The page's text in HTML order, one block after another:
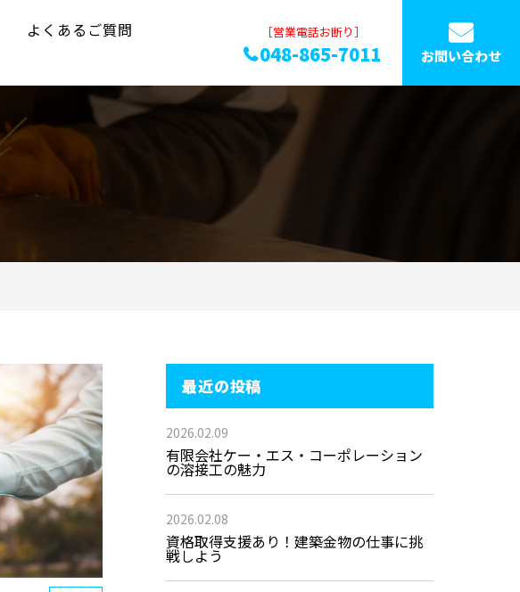
よくあるご質問
［営業電話お断り］
048-865-7011 お問い合わせ
最近の投稿
2026.02.09
有限会社ケー・エス・コーポレーション
の溶接工の魅力
2026.02.08
資格取得支援あり！建築金物の仕事に挑
戦しよう